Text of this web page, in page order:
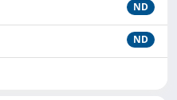
ND
ND